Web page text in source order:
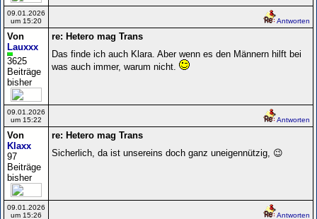
09.01.2026
um 15:20
Antworten
Von
Lauxxx
3625
Beiträge
bisher
re: Hetero mag Trans
Das finde ich auch Klara. Aber wenn es den Männern hilft bei
was auch immer, warum nicht.
09.01.2026
um 15:22
Antworten
Von
Klaxx
97
Beiträge
bisher
re: Hetero mag Trans
Sicherlich, da ist unsereins doch ganz uneigennützig, 😉
09.01.2026
um 15:26
Antworten